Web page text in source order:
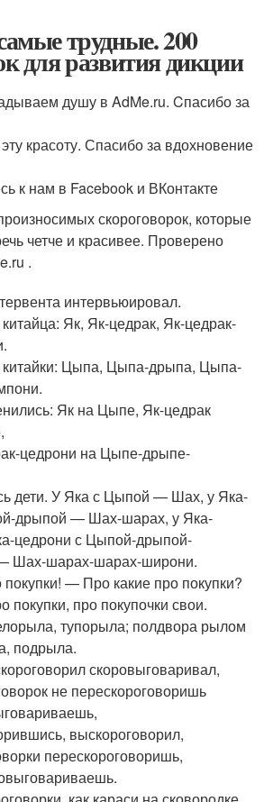
трудные. 200
для развития дикции
душу в AdMe.ru. Cпасибо за
красоту. Спасибо за вдохновение
к нам в Facebook и ВКонтакте
скороговорок, которые
четче и красивее. Проверено
.
интервьюировал.
Як, Як-цедрак, Як-цедрак-
Цыпа, Цыпа-дрыпа, Цыпа-
Як на Цыпе, Як-цедрак
цедрони на Цыпе-дрыпе-
дети. У Яка с Цыпой — Шах, у Яка-
дрыпой — Шах-шарах, у Яка-
цедрони с Цыпой-дрыпой-
Шах-шарах-шарах-широни.
покупки! — Про какие про покупки?
покупки, про покупочки свои.
тупорыла; полдвора рылом
подрыла.
скоровыговаривал,
не перескороговоришь
выскороговорил,
перескороговоришь,